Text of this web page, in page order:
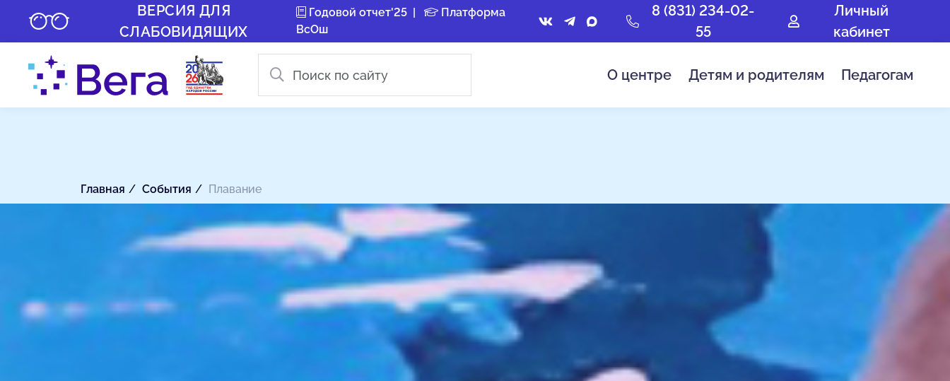
ВЕРСИЯ ДЛЯ
СЛАБОВИДЯЩИХ
Годовой отчет'25|
Платформа
ВсОш
8 (831) 234-02-
55
Личный
кабинет
О центре Детям и родителям Педагогам
Главная События Плавание